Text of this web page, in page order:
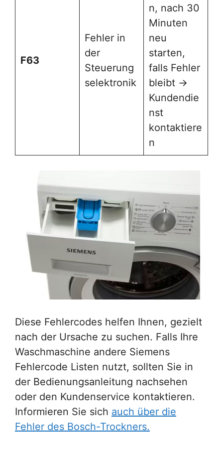
F63
Fehler in
der
Steuerung
selektronik
n, nach 30
Minuten
neu
starten,
falls Fehler
bleibt →
Kundendie
nst
kontaktiere
n
Diese Fehlercodes helfen Ihnen, gezielt
nach der Ursache zu suchen. Falls Ihre
Waschmaschine andere Siemens
Fehlercode Listen nutzt, sollten Sie in
der Bedienungsanleitung nachsehen
oder den Kundenservice kontaktieren.
Informieren Sie sich auch über die
Fehler des Bosch-Trockners.